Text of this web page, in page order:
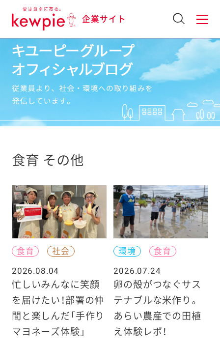
企業サイト
食育 その他
食育
社会
2026.08.04
忙しいみんなに笑顔
を届けたい！部署の仲
間と楽しんだ「手作り
マヨネーズ体験」
環境
食育
2026.07.24
卵の殻がつなぐサス
テナブルな米作り。
あらい農産での田植
え体験レポ！